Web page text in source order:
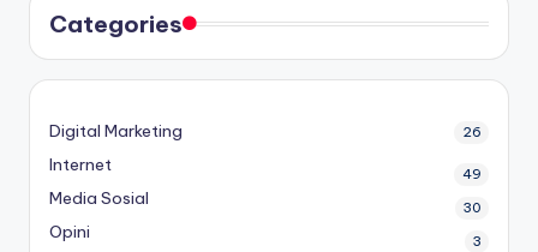
Categories
Digital Marketing 26
Internet 49
Media Sosial 30
Opini 3